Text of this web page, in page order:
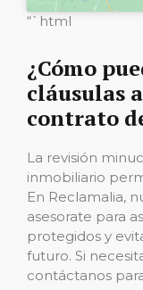
“`html
¿Cómo
cláusulas
contrato
La revisión
inmobiliario
En Reclamalia,
asesorate para
protegidos y
futuro. Si
contáctanos